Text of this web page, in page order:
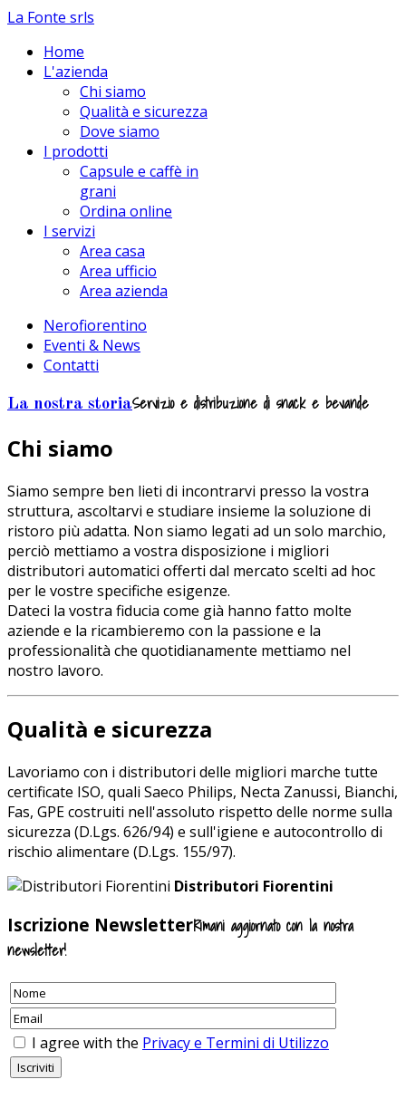
La Fonte srls
Home
L'azienda
Chi siamo
Qualità e sicurezza
Dove siamo
I prodotti
Capsule e caffè in
grani
Ordina online
I servizi
Area casa
Area ufficio
Area azienda
Nerofiorentino
Eventi & News
Contatti
La nostra storiaServizio e distribuzione di snack e bevande
Chi siamo
Siamo sempre ben lieti di incontrarvi presso la vostra
struttura, ascoltarvi e studiare insieme la soluzione di
ristoro più adatta. Non siamo legati ad un solo marchio,
perciò mettiamo a vostra disposizione i migliori
distributori automatici offerti dal mercato scelti ad hoc
per le vostre specifiche esigenze.
Dateci la vostra fiducia come già hanno fatto molte
aziende e la ricambieremo con la passione e la
professionalità che quotidianamente mettiamo nel
nostro lavoro.
Qualità e sicurezza
Lavoriamo con i distributori delle migliori marche tutte
certificate ISO, quali Saeco Philips, Necta Zanussi, Bianchi,
Fas, GPE costruiti nell'assoluto rispetto delle norme sulla
sicurezza (D.Lgs. 626/94) e sull'igiene e autocontrollo di
rischio alimentare (D.Lgs. 155/97).
Distributori Fiorentini
Iscrizione NewsletterRimani aggiornato con la nostra
newsletter!
I agree with the Privacy e Termini di Utilizzo